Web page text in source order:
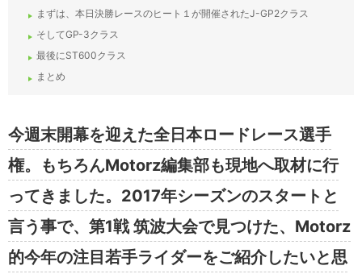
まずは、本日決勝レースのヒート１が開催されたJ-GP2クラス
そしてGP-3クラス
最後にST600クラス
まとめ
今週末開幕を迎えた全日本ロードレース選手
権。もちろんMotorz編集部も現地へ取材に行
ってきました。2017年シーズンのスタートと
言う事で、第1戦 筑波大会で見つけた、Motorz
的今年の注目若手ライダーをご紹介したいと思